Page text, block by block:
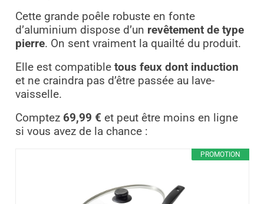
Cette grande poêle robuste en fonte
d’aluminium dispose d’un revêtement de type
pierre. On sent vraiment la quailté du produit.
Elle est compatible tous feux dont induction
et ne craindra pas d’être passée au lave-
vaisselle.
Comptez 69,99 € et peut être moins en ligne
si vous avez de la chance :
PROMOTION